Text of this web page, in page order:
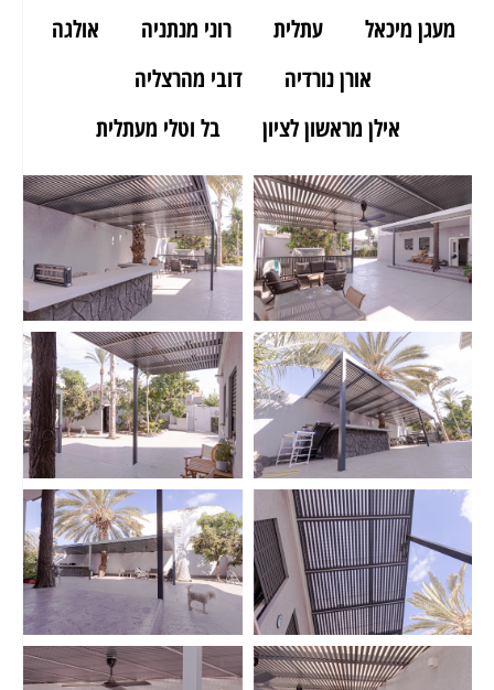
מעגן מיכאל
עתלית רוני מנתניה
אולגה
אורן נורדיה
דובי מהרצליה
אילן מראשון לציון
בל וטלי מעתלית